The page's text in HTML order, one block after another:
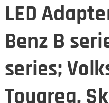
LED
Benz B
series;
Touareg,